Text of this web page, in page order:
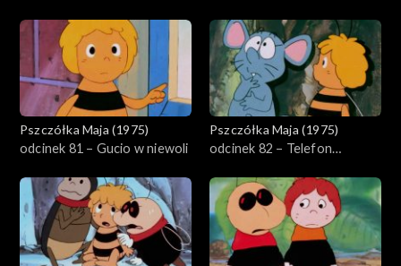
Pszczółka Maja (1975)
odcinek 81 – Gucio w niewoli
Pszczółka Maja (1975)
odcinek 82 – Telefon